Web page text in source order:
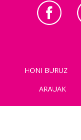
HONI BURUZ
ARAUAK